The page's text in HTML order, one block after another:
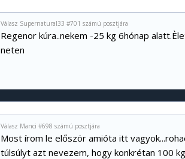
Válasz Supernatural33 #701 számú posztjára
Regenor kúra..nekem -25 kg 6hónap
neten
Válasz Manci #698 számú posztjára
Most írom le először amióta itt
túlsúlyt azt nevezem, hogy konkrétan 100